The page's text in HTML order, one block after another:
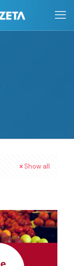
Show all